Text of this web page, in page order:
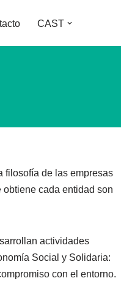
CAST
filosofía de las empresas
cada entidad son
actividades
Social y Solidaria:
con el entorno.